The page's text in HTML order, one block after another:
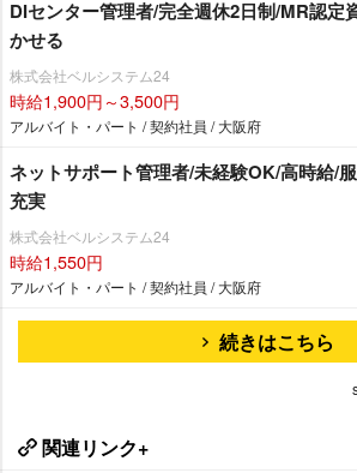
DIセンター管理者/完全週休2日制/MR認定
かせる
株式会社ベルシステム24
時給1,900円～3,500円
アルバイト・パート / 契約社員 / 大阪府
ネットサポート管理者/未経験OK/高時給/
充実
株式会社ベルシステム24
時給1,550円
アルバイト・パート / 契約社員 / 大阪府
続きはこちら
関連リンク+